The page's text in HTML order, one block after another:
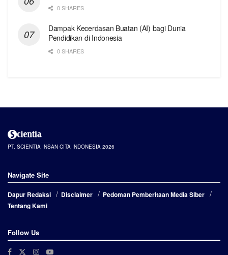
0 SHARES
Dampak Kecerdasan Buatan (AI) bagi Dunia
Pendidikan di Indonesia
0 SHARES
PT. SCIENTIA INSAN CITA INDONESIA 2026
Navigate Site
Dapur Redaksi Disclaimer
Pedoman Pemberitaan Media Siber
Tentang Kami
Follow Us